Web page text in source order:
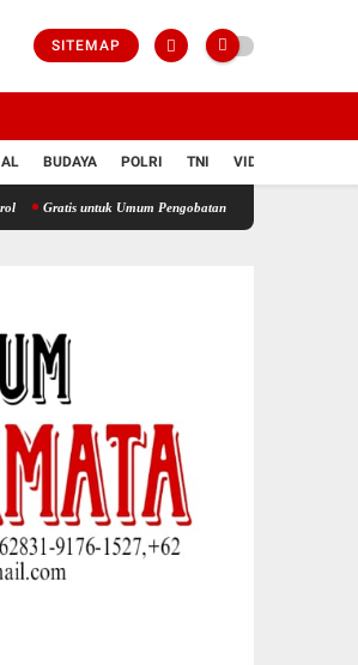
SITEMAP
BUDAYA POLRI TNI VIDIO
Umum Pengobatan dan Cek Asam Urat Digelar